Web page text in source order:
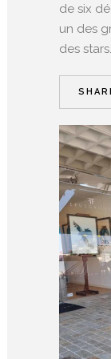
de six
un des
des